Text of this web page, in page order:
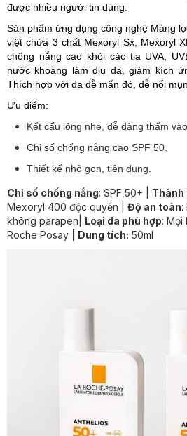
được nhiều người tin dùng.
Sản phẩm ứng dụng công nghệ Màng
việt chứa 3 chất Mexoryl Sx, Mexoryl
chống nắng cao khỏi các tia UVA,
nước khoáng làm dịu da, giảm kích
Thích hợp với da dễ mẩn đỏ, dễ nổi mụn.
Ưu điểm:
Kết cấu lỏng nhẹ, dễ dàng thấm vào
Chỉ số chống nắng cao SPF 50.
Thiết kế nhỏ gọn, tiện dụng.
Chỉ số chống nắng: SPF 50+ | Thành
Mexoryl 400 độc quyền
Độ an toàn:
không parapen| Loại da phù hợp: Mọi
Roche Posay
| Dung tích: 50ml